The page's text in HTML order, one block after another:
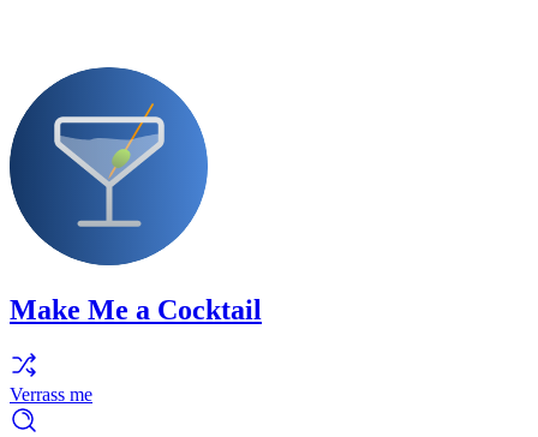
Make Me a Cocktail
Verrass me